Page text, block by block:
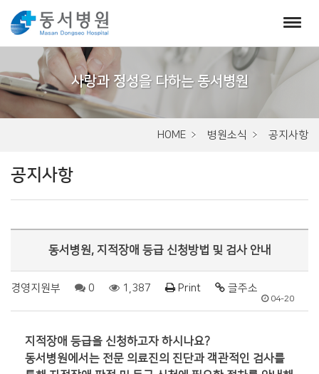
브
비
HOME 병원소식 공지사항
공지사항
동서병원, 지적장애 등급 신청방법 및 검사 안내
경영지원부 0 1,387 Print 글주소
04-20
지적장애 등급을 신청하고자 하시나요?
동서병원에서는 전문 의료진의 진단과 객관적인 검사를